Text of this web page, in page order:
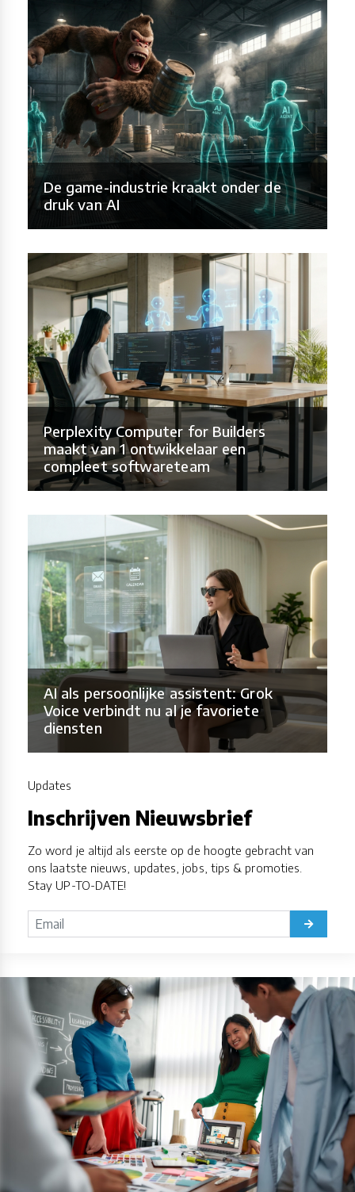
De game-industrie kraakt onder de
druk van AI
Perplexity Computer for Builders
maakt van 1 ontwikkelaar een
compleet softwareteam
AI als persoonlijke assistent: Grok
Voice verbindt nu al je favoriete
diensten
Updates
Inschrijven Nieuwsbrief
Zo word je altijd als eerste op de hoogte gebracht van
ons laatste nieuws, updates, jobs, tips & promoties.
Stay UP-TO-DATE!